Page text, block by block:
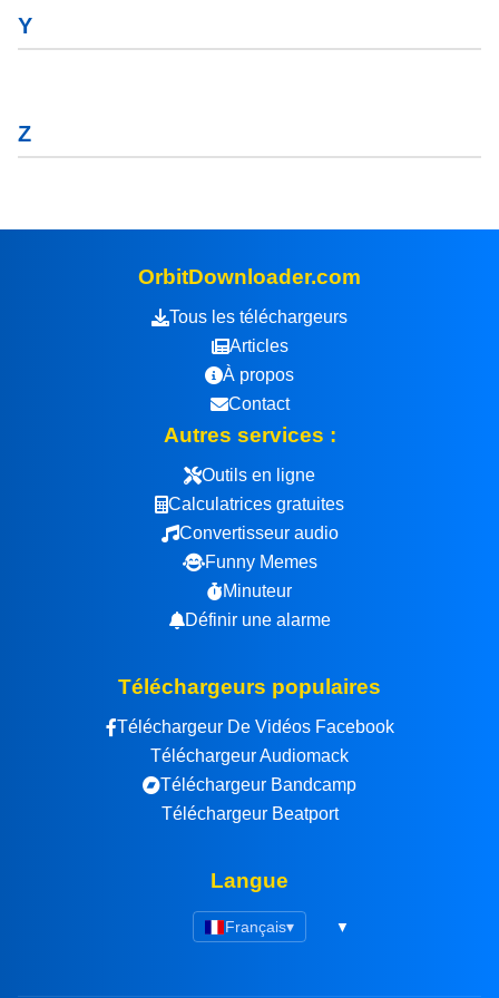
Y
Z
OrbitDownloader.com
Tous les téléchargeurs
Articles
À propos
Contact
Autres services :
Outils en ligne
Calculatrices gratuites
Convertisseur audio
Funny Memes
Minuteur
Définir une alarme
Téléchargeurs populaires
Téléchargeur De Vidéos Facebook
Téléchargeur Audiomack
Téléchargeur Bandcamp
Téléchargeur Beatport
Langue
Français▾